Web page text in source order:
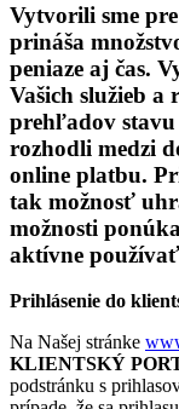
Vytvorili sme
prináša
peniaze aj čas.
Vašich služieb
prehľadov stavu
rozhodli medzi
online platbu.
tak možnosť
možnosti
aktívne
Prihlásenie do
Na Našej stránke
KLIENTSKÝ
podstránku s